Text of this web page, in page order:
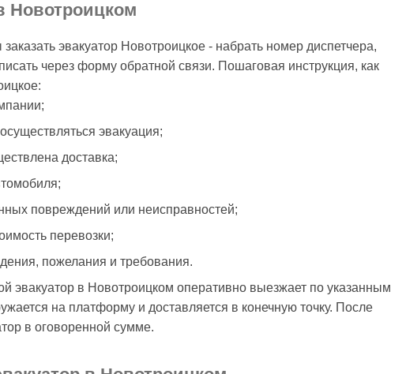
Новотроицком
эвакуатор Новотроицкое - набрать номер диспетчера,
через форму обратной связи. Пошаговая инструкция, как
эвакуация;
доставка;
повреждений или неисправностей;
перевозки;
пожелания и требования.
эвакуатор в Новотроицком оперативно выезжает по указанным
на платформу и доставляется в конечную точку. После
в оговоренной сумме.